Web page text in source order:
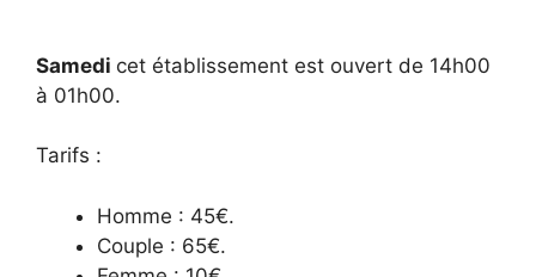
Samedi cet établissement est ouvert de 14h00
à 01h00.
Tarifs :
Homme : 45€.
Couple : 65€.